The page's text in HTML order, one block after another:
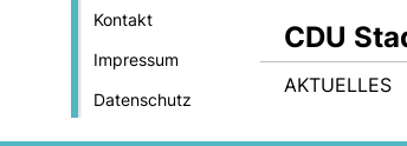
Kontakt
Impressum
Datenschutz
CDU
AKTUELLES